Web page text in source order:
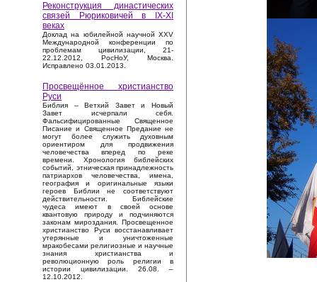
Реконструкция династических
связей Рюриковичей в IX-XI
веках
Доклад на юбилейной научной XXV
Международной конференции по
проблемам цивилизации, 21-
22.12.2012, РосНоУ, Москва.
Исправлено 03.01.2013.
Просвещённое христианство
Руси
Библия – Ветхий Завет и Новый
Завет исчерпали себя.
Фальсифицированные Священное
Писание и Священное Предание не
могут более служить духовным
ориентиром для продвижения
человечества вперед по реке
времени. Хронология библейских
событий, этническая принадлежность
патриархов человечества, имена,
география и оригинальные языки
героев Библии не соответствуют
действительности. Библейские
чудеса имеют в своей основе
квантовую природу и подчиняются
законам мироздания. Просвещенное
христианство Руси восстанавливает
утерянные и уничтоженные
мракобесами религиозные и научные
знания христианства и
революционную роль религии в
истории цивилизации. 26.08. –
12.10.2012.